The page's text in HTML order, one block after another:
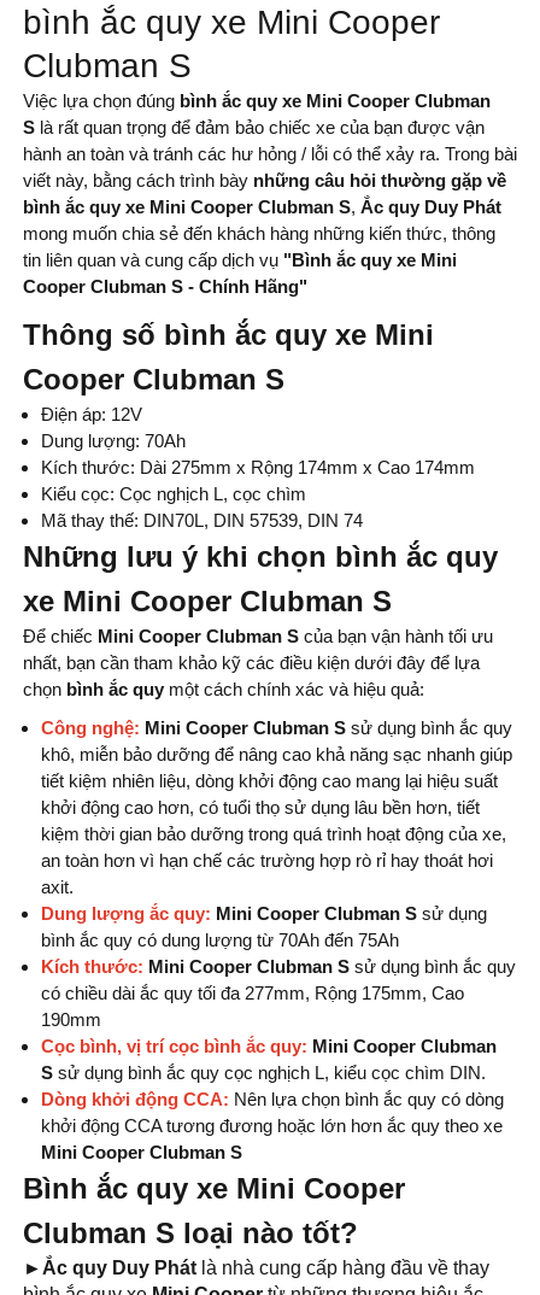
bình ắc quy xe Mini Cooper
Clubman S
Việc lựa chọn đúng bình ắc quy xe Mini Cooper Clubman
S là rất quan trọng để đảm bảo chiếc xe của bạn được vận
hành an toàn và tránh các hư hỏng / lỗi có thể xảy ra. Trong bài
viết này, bằng cách trình bày những câu hỏi thường gặp về
bình ắc quy xe Mini Cooper Clubman S, Ắc quy Duy Phát
mong muốn chia sẻ đến khách hàng những kiến thức, thông
tin liên quan và cung cấp dịch vụ "Bình ắc quy xe Mini
Cooper Clubman S - Chính Hãng"
Thông số bình ắc quy xe Mini
Cooper Clubman S
Điện áp: 12V
Dung lượng: 70Ah
Kích thước: Dài 275mm x Rộng 174mm x Cao 174mm
Kiểu cọc: Cọc nghịch L, cọc chìm
Mã thay thế: DIN70L, DIN 57539, DIN 74
Những lưu ý khi chọn bình ắc quy
xe Mini Cooper Clubman S
Để chiếc Mini Cooper Clubman S của bạn vận hành tối ưu
nhất, bạn cần tham khảo kỹ các điều kiện dưới đây để lựa
chọn bình ắc quy một cách chính xác và hiệu quả:
Công nghệ: Mini Cooper Clubman S sử dụng bình ắc quy
khô, miễn bảo dưỡng để nâng cao khả năng sạc nhanh giúp
tiết kiệm nhiên liệu, dòng khởi động cao mang lại hiệu suất
khởi động cao hơn, có tuổi thọ sử dụng lâu bền hơn, tiết
kiệm thời gian bảo dưỡng trong quá trình hoạt động của xe,
an toàn hơn vì hạn chế các trường hợp rò rỉ hay thoát hơi
axit.
Dung lượng ắc quy: Mini Cooper Clubman S sử dụng
bình ắc quy có dung lượng từ 70Ah đến 75Ah
Kích thước: Mini Cooper Clubman S sử dụng bình ắc quy
có chiều dài ắc quy tối đa 277mm, Rộng 175mm, Cao
190mm
Cọc bình, vị trí cọc bình ắc quy: Mini Cooper Clubman
S sử dụng bình ắc quy cọc nghịch L, kiểu cọc chìm DIN.
Dòng khởi động CCA: Nên lựa chọn bình ắc quy có dòng
khởi động CCA tương đương hoặc lớn hơn ắc quy theo xe
Mini Cooper Clubman S
Bình ắc quy xe Mini Cooper
Clubman S loại nào tốt?
►Ắc quy Duy Phátlà nhà cung cấp hàng đầu về thay